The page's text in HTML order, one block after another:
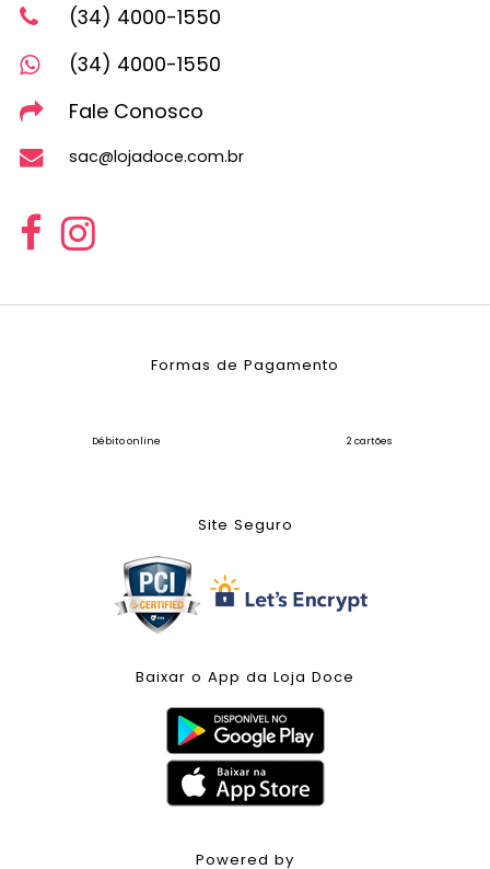
(34) 4000-1550
(34) 4000-1550
Fale Conosco
sac@lojadoce.com.br
Formas de Pagamento
Débito online 2 cartões
Site Seguro
Baixar o App da Loja Doce
Powered by